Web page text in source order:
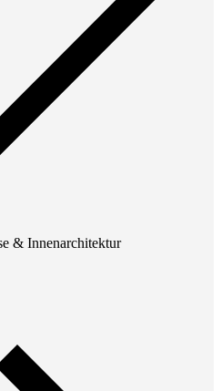
& Innenarchitektur